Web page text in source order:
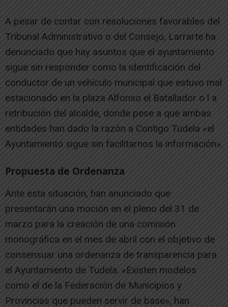
A pesar de contar con resoluciones favorables del
Tribunal Administrativo o del Consejo, Larrarte ha
denunciado que hay asuntos que el ayuntamiento
sigue sin responder como la identificación del
conductor de un vehículo municipal que estuvo mal
estacionado en la plaza Alfonso el Batallador o l a
retribución del alcalde, donde pese a que ambas
entidades han dado la razón a Contigo Tudela «el
Ayuntamiento sigue sin facilitarnos la información».
Propuesta de Ordenanza
Ante esta situación, han anunciado que
presentarán una moción en el pleno del 31 de
marzo para la creación de una comisión
monográfica en el mes de abril con el objetivo de
consensuar una ordenanza de transparencia para
el Ayuntamiento de Tudela. «Existen modelos
como el de la Federación de Municipios y
Provincias que pueden servir de base», han